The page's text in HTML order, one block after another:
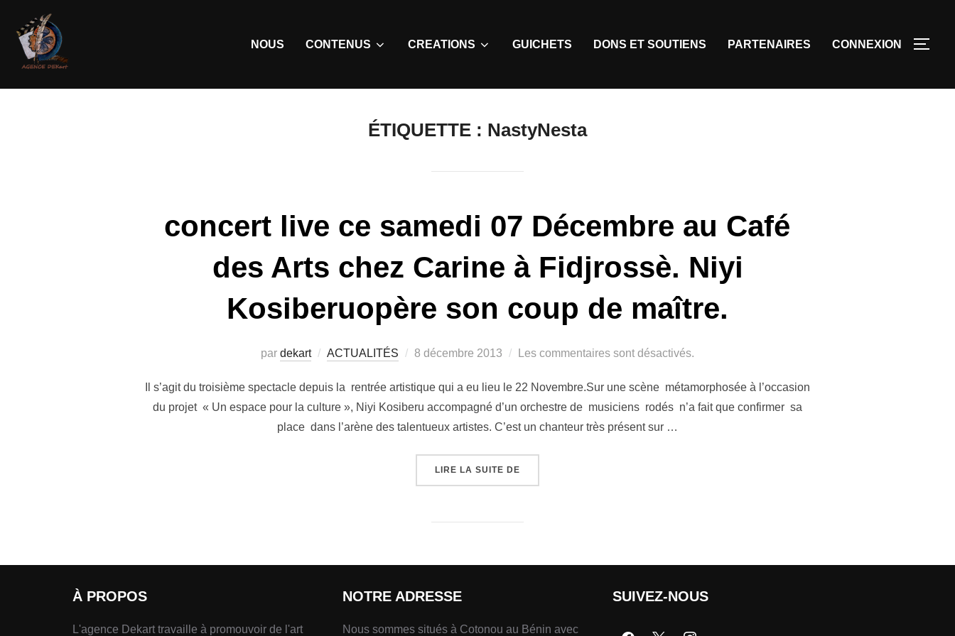
NOUS CONTENUS CREATIONS GUICHETS DONS ET SOUTIENS PARTENAIRES CONNEXION
ÉTIQUETTE : NastyNesta
concert live ce samedi 07 Décembre au Café
des Arts chez Carine à Fidjrossè. Niyi
Kosiberuopère son coup de maître.
par dekart ACTUALITÉS 8 décembre 2013 Les commentaires sont désactivés.
Il s’agit du troisième spectacle depuis la rentrée artistique qui a eu lieu le 22 Novembre.Sur une scène métamorphosée à l’occasion
du projet « Un espace pour la culture », Niyi Kosiberu accompagné d’un orchestre de musiciens rodés n’a fait que confirmer sa
place dans l’arène des talentueux artistes. C’est un chanteur très présent sur …
LIRE LA SUITE DE
À PROPOS
L'agence Dekart travaille à promouvoir de l'art
NOTRE ADRESSE
Nous sommes situés à Cotonou au Bénin avec
SUIVEZ-NOUS